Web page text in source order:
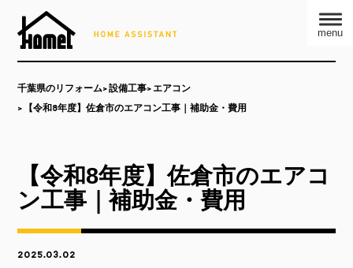
menu
千葉県のリフォーム 設備工事
エアコン
【令和8年度】佐倉市のエアコン工事｜補助金・費用
【令和8年度】佐倉市のエアコ
ン工事｜補助金・費用
2025.03.02